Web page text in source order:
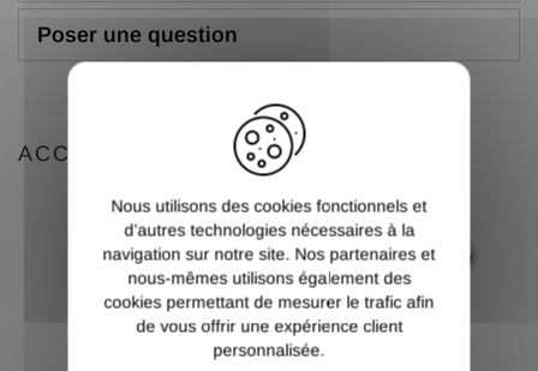
Poser une question
ACCESSOIRES
Nous utilisons des cookies fonctionnels et
d’autres technologies nécessaires à la
navigation sur notre site. Nos partenaires et
nous-mêmes utilisons également des
cookies permettant de mesurer le trafic afin
de vous offrir une expérience client
personnalisée.